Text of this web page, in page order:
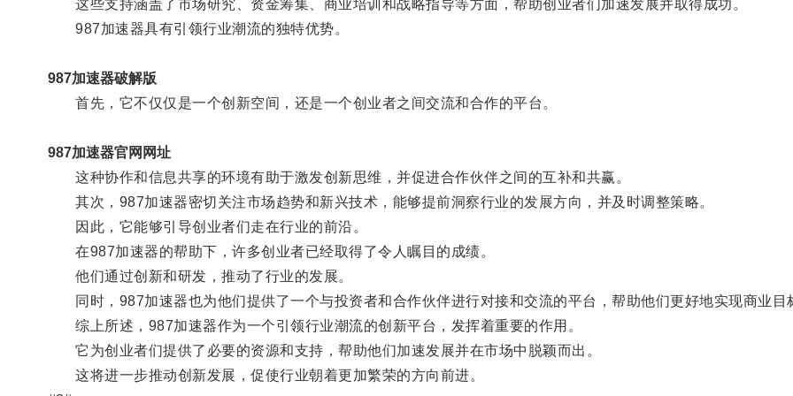
这些支持涵盖了市场研究、资金筹集、商业培训和战略指导等方面，帮助创业者们加速发展并取得成功。
987加速器具有引领行业潮流的独特优势。
987加速器破解版
首先，它不仅仅是一个创新空间，还是一个创业者之间交流和合作的平台。
987加速器官网网址
这种协作和信息共享的环境有助于激发创新思维，并促进合作伙伴之间的互补和共赢。
其次，987加速器密切关注市场趋势和新兴技术，能够提前洞察行业的发展方向，并及时调整策略。
因此，它能够引导创业者们走在行业的前沿。
在987加速器的帮助下，许多创业者已经取得了令人瞩目的成绩。
他们通过创新和研发，推动了行业的发展。
同时，987加速器也为他们提供了一个与投资者和合作伙伴进行对接和交流的平台，帮助他们更好地实现商业目
综上所述，987加速器作为一个引领行业潮流的创新平台，发挥着重要的作用。
它为创业者们提供了必要的资源和支持，帮助他们加速发展并在市场中脱颖而出。
这将进一步推动创新发展，促使行业朝着更加繁荣的方向前进。